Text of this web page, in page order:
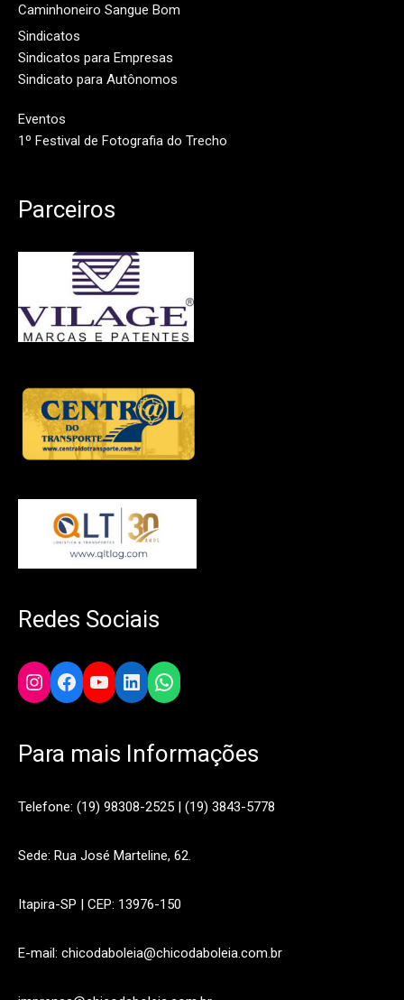
Caminhoneiro Sangue Bom
Sindicatos
Sindicatos para Empresas
Sindicato para Autônomos
Eventos
1º Festival de Fotografia do Trecho
Parceiros
Redes Sociais
Instagram
Facebook
YouTube
LinkedIn
WhatsApp
Para mais Informações
Telefone: (19) 98308-2525 | (19) 3843-5778
Sede: Rua José Marteline, 62.
Itapira-SP | CEP: 13976-150
E-mail: chicodaboleia@chicodaboleia.com.br